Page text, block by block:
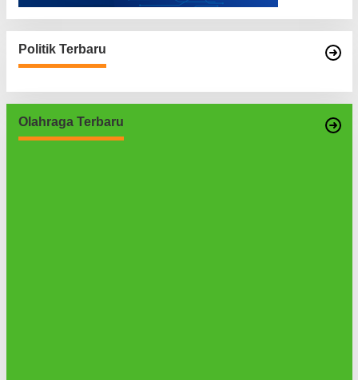
Politik Terbaru
Olahraga Terbaru